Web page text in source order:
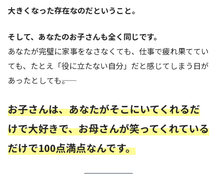
大きくなった存在なのだということ。
そして、あなたのお子さんも全く同じです。
あなたが完璧に家事をなさなくても、仕事で疲れ果ててい
ても、たとえ「役に立たない自分」だと感じてしまう日が
あったとしても――。
お子さんは、あなたがそこにいてくれるだ
けで大好きで、お母さんが笑ってくれている
だけで100点満点なんです。